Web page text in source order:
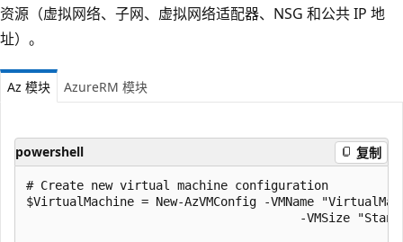
资源（虚拟网络、子网、虚拟网络适配器、NSG 和公共 IP 地
址）。
Az 模块 AzureRM 模块
powershell 复制
# Create new virtual machine configuration
$VirtualMachine = New-AzVMConfig -VMName
-VMSize